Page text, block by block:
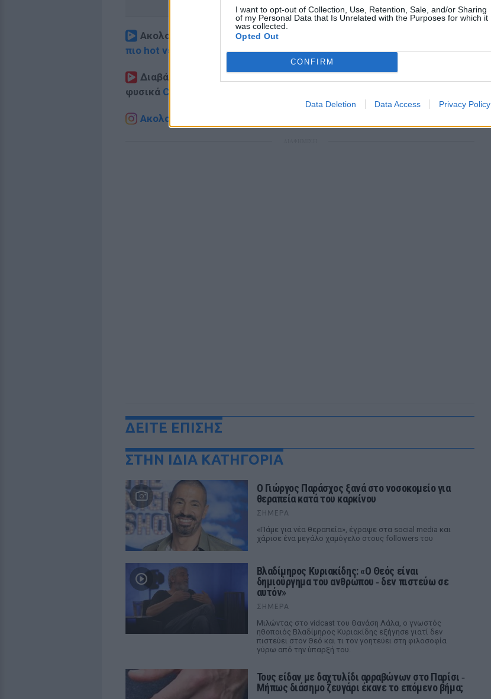
I want to opt-out of Collection, Use, Retention, Sale, and/or Sharing
of my Personal Data that Is Unrelated with the Purposes for which it
was collected.
Opted Out
CONFIRM
Data Deletion Data Access Privacy Policy
Ακολουθήστε το E-Radio.gr στο
πιο hot νέα
Διαβάστε περισσότερα θέματα για
φυσικά Celebrities
Ακολουθήστε το E-Radio.gr και στο Instagram
ΔΕΙΤΕ ΕΠΙΣΗΣ
ΣΤΗΝ ΙΔΙΑ ΚΑΤΗΓΟΡΙΑ
O Γιώργος Παράσχος ξανά στο νοσοκομείο για
θεραπεία κατά του καρκίνου
ΣΉΜΕΡΑ
«Πάμε για νέα θεραπεία», έγραψε στα social media και
χάρισε ένα μεγάλο χαμόγελο στους followers του
Βλαδίμηρος Κυριακίδης: «Ο Θεός είναι
δημιούργημα του ανθρώπου ‑ δεν πιστεύω σε
αυτόν»
ΣΉΜΕΡΑ
Μιλώντας στο vidcast του Θανάση Λάλα, ο γνωστός
ηθοποιός Βλαδίμηρος Κυριακίδης εξήγησε γιατί δεν
πιστεύει στον Θεό και τι τον γοητεύει στη φιλοσοφία
γύρω από την ύπαρξή του.
Τους είδαν με δαχτυλίδι αρραβώνων στο Παρίσι ‑
Μήπως διάσημο ζευγάρι έκανε το επόμενο βήμα;